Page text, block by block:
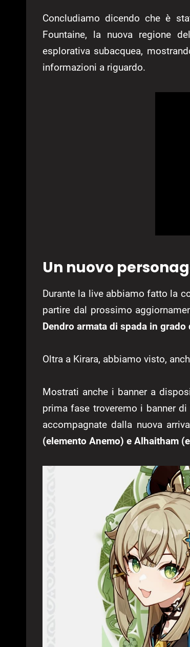
Concludiamo dicendo che è
Fountaine, la nuova regione
esplorativa subacquea,
informazioni a riguardo.
Un nuovo
Durante la live abbiamo fatto la
partire dal prossimo
Dendro armata di spada in
Oltra a Kirara, abbiamo visto,
Mostrati anche i banner a
prima fase troveremo i banner di
accompagnate dalla nuova
(elemento Anemo) e Alhaitham